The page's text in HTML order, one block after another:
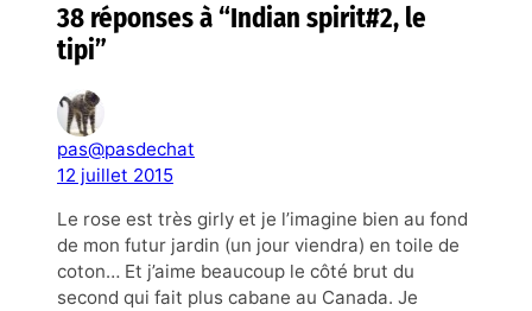
38 réponses à “Indian spirit#2, le
tipi”
pas@pasdechat
12 juillet 2015
Le rose est très girly et je l’imagine bien au fond
de mon futur jardin (un jour viendra) en toile de
coton… Et j’aime beaucoup le côté brut du
second qui fait plus cabane au Canada. Je